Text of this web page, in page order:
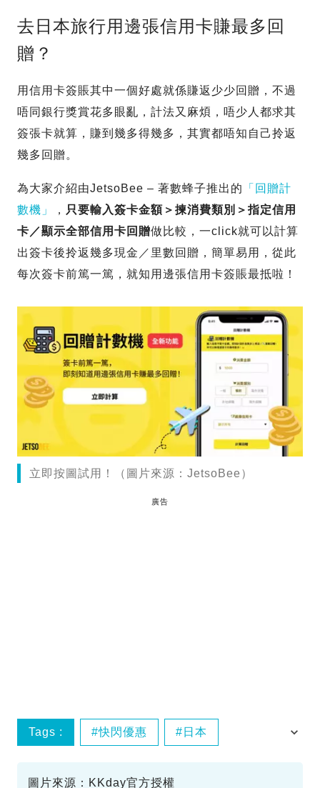
去日本旅行用邊張信用卡賺最多回
贈？
用信用卡簽賬其中一個好處就係賺返少少回贈，不過
唔同銀行獎賞花多眼亂，計法又麻煩，唔少人都求其
簽張卡就算，賺到幾多得幾多，其實都唔知自己拎返
幾多回贈。
為大家介紹由JetsoBee – 著數蜂子推出的
「回贈計
數機」
， 只要輸入簽卡金額＞揀消費類別＞指定信用
卡／顯示全部信用卡回贈做比較，一click就可以計算
出簽卡後拎返幾多現金／里數回贈，簡單易用，從此
每次簽卡前篤一篤，就知用邊張信用卡簽賬最抵啦！
立即按圖試用！（圖片來源：JetsoBee）
廣告
Tags : 快閃優惠 日本
圖片來源：KKday官方授權